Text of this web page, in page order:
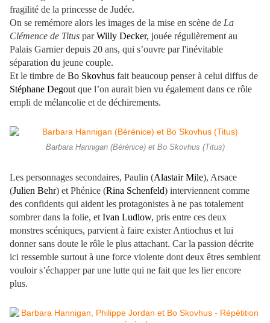
fragilité de la princesse de Judée.
On se remémore alors les images de la mise en scène de La
Clémence de Titus parWilly Decker, jouée régulièrement au
Palais Garnier depuis 20 ans, qui s’ouvre par l'inévitable
séparation du jeune couple.
Et le timbre de Bo Skovhus fait beaucoup penser à celui diffus de
Stéphane Degout que l’on aurait bien vu également dans ce rôle
empli de mélancolie et de déchirements.
Barbara Hannigan (Bérénice) et Bo Skovhus (Titus)
Les personnages secondaires, Paulin (Alastair Mile), Arsace
(Julien Behr) et Phénice (Rina Schenfeld) interviennent comme
des confidents qui aident les protagonistes à ne pas totalement
sombrer dans la folie, et Ivan Ludlow, pris entre ces deux
monstres scéniques, parvient à faire exister Antiochus et lui
donner sans doute le rôle le plus attachant. Car la passion décrite
ici ressemble surtout à une force violente dont deux êtres semblent
vouloir s’échapper par une lutte qui ne fait que les lier encore
plus.